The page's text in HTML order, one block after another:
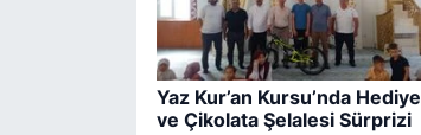
Yaz Kur’an Kursu’nda Hediye
ve Çikolata Şelalesi Sürprizi